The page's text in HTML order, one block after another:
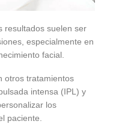
resultados suelen ser
especialmente en
facial.
otros tratamientos
intensa (IPL) y
los
paciente.